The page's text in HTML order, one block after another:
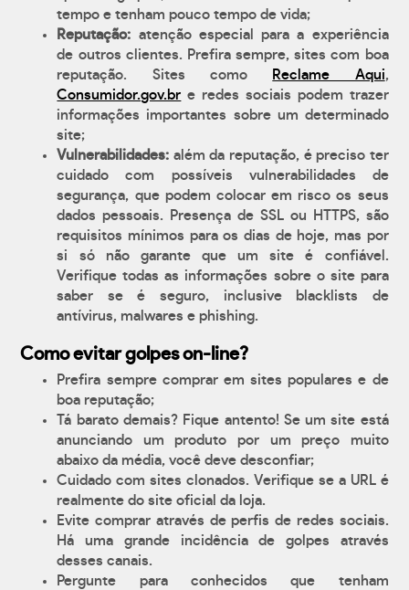
tempo e tenham pouco tempo de vida;
Reputação: atenção especial para a experiência
de outros clientes. Prefira sempre, sites com boa
reputação. Sites como
Reclame Aqui,
Consumidor.gov.br e redes sociais podem trazer
informações importantes sobre um determinado
site;
Vulnerabilidades: além da reputação, é preciso ter
cuidado com possíveis vulnerabilidades de
segurança, que podem colocar em risco os seus
dados pessoais. Presença de SSL ou HTTPS, são
requisitos mínimos para os dias de hoje, mas por
si só não garante que um site é confiável.
Verifique todas as informações sobre o site para
saber se é seguro, inclusive blacklists de
antívirus, malwares e phishing.
Como evitar golpes on-line?
Prefira sempre comprar em sites populares e de
boa reputação;
Tá barato demais? Fique antento! Se um site está
anunciando um produto por um preço muito
abaixo da média, você deve desconfiar;
Cuidado com sites clonados. Verifique se a URL é
realmente do site oficial da loja.
Evite comprar através de perfis de redes sociais.
Há uma grande incidência de golpes através
desses canais.
Pergunte para conhecidos que tenham